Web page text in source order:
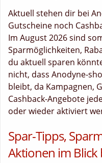
Aktuell stehen dir bei
Gutscheine noch
Im August 2026 sind
Sparmöglichkeiten,
du aktuell sparen
nicht, dass Anodyne-
bleibt, da Kampagnen,
Cashback-Angebote
oder wieder aktiviert
Spar-Tipps,
Aktionen im Blick